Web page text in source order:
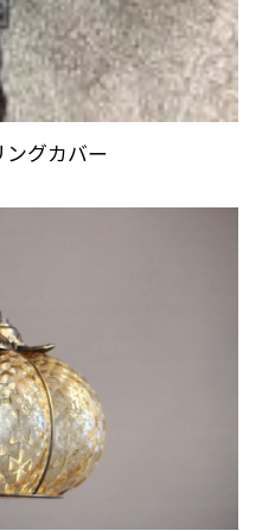
グカバー